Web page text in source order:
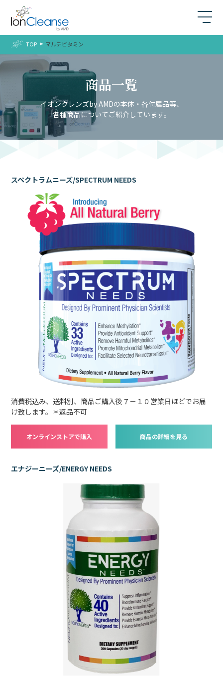
TOP マルチビタミン
商品一覧
イオンクレンズby AMDの本体・各付属品等、
各種商品についてご紹介しています。
スペクトラムニーズ/SPECTRUM NEEDS
消費税込み、送料別、商品ご購入後７－１０営業日ほどでお届
け致します。＊返品不可
オンラインストアで購入 商品の詳細を見る
エナジーニーズ/ENERGY NEEDS